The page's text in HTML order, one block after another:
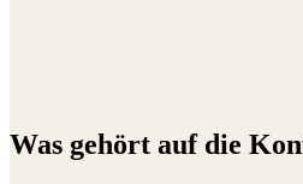
Was gehört auf die